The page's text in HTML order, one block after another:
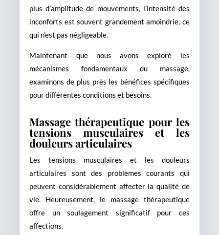
plus d’amplitude de mouvements, l’intensité des
inconforts est souvent grandement amoindrie, ce
qui n’est pas négligeable.
Maintenant que nous avons exploré les
mécanismes fondamentaux du massage,
examinons de plus près les bénéfices spécifiques
pour différentes conditions et besoins.
Massage thérapeutique pour les
tensions musculaires et les
douleurs articulaires
Les tensions musculaires et les douleurs
articulaires sont des problèmes courants qui
peuvent considérablement affecter la qualité de
vie. Heureusement, le massage thérapeutique
offre un soulagement significatif pour ces
affections.